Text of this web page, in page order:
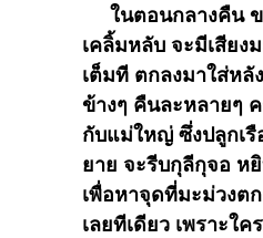
ในตอนกลางคืน
เคลิ้มหลับ จะมีเสียง
เต็มที ตกลงมาใส่หลั
ข้างๆ คืนละหลายๆ
กับแม่ใหญ่ ซึ่งปลูกเ
ยาย จะรีบกุลีกุจอ ห
เพื่อหาจุดที่มะม่วงต
เลยทีเดียว เพราะใ